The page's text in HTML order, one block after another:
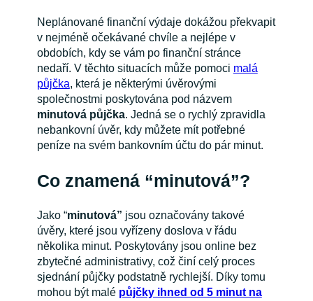
Neplánované finanční výdaje dokážou překvapit
v nejméně očekávané chvíle a nejlépe v
obdobích, kdy se vám po finanční stránce
nedaří. V těchto situacích může pomoci malá
půjčka, která je některými úvěrovými
společnostmi poskytována pod názvem
minutová půjčka. Jedná se o rychlý zpravidla
nebankovní úvěr, kdy můžete mít potřebné
peníze na svém bankovním účtu do pár minut.
Co znamená “minutová”?
Jako “minutová” jsou označovány takové
úvěry, které jsou vyřízeny doslova v řádu
několika minut. Poskytovány jsou online bez
zbytečné administrativy, což činí celý proces
sjednání půjčky podstatně rychlejší. Díky tomu
mohou být malé půjčky ihned od 5 minut na